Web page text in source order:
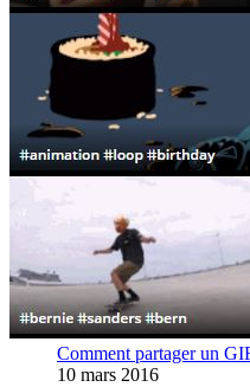
Comment partager un
10 mars 2016